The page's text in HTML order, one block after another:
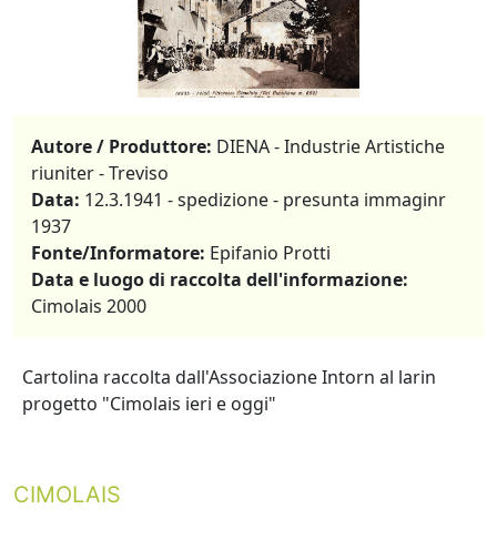
Autore / Produttore: DIENA - Industrie Artistiche
riuniter - Treviso
Data: 12.3.1941 - spedizione - presunta immaginr
1937
Fonte/Informatore: Epifanio Protti
Data e luogo di raccolta dell'informazione:
Cimolais 2000
Cartolina raccolta dall'Associazione Intorn al larin
progetto "Cimolais ieri e oggi"
CIMOLAIS